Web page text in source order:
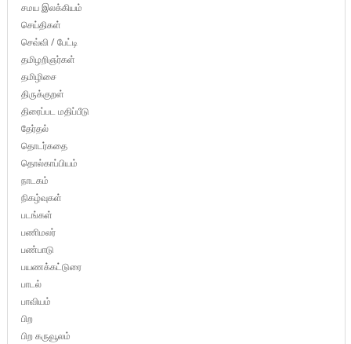
சமய இலக்கியம்
செய்திகள்
செவ்வி / பேட்டி
தமிழறிஞர்கள்
தமிழிசை
திருக்குறள்
திரைப்பட மதிப்பீடு
தேர்தல்
தொடர்கதை
தொல்காப்பியம்
நாடகம்
நிகழ்வுகள்
படங்கள்
பணிமலர்
பண்பாடு
பயணக்கட்டுரை
பாடல்
பாவியம்
பிற
பிற கருவூலம்